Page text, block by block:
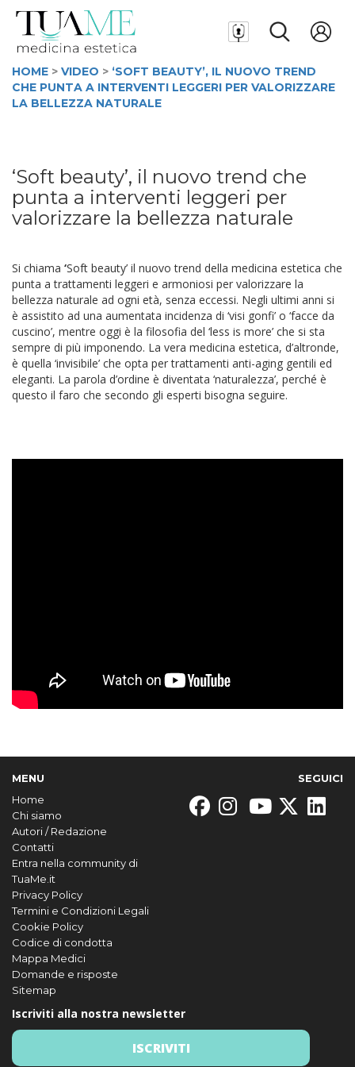
HOME > VIDEO > ‘SOFT BEAUTY’, IL NUOVO TREND
CHE PUNTA A INTERVENTI LEGGERI PER VALORIZZARE
LA BELLEZZA NATURALE
‘Soft beauty’, il nuovo trend che
punta a interventi leggeri per
valorizzare la bellezza naturale
Si chiama ‘Soft beauty’ il nuovo trend della medicina estetica che
punta a trattamenti leggeri e armoniosi per valorizzare la
bellezza naturale ad ogni età, senza eccessi. Negli ultimi anni si
è assistito ad una aumentata incidenza di ‘visi gonfi’ o ‘facce da
cuscino’, mentre oggi è la filosofia del ‘less is more’ che si sta
sempre di più imponendo. La vera medicina estetica, d’altronde,
è quella ‘invisibile’ che opta per trattamenti anti-aging gentili ed
eleganti. La parola d’ordine è diventata ‘naturalezza’, perché è
questo il faro che secondo gli esperti bisogna seguire.
MENU
Home
Chi siamo
Autori / Redazione
Contatti
Entra nella community di
TuaMe.it
Privacy Policy
Termini e Condizioni Legali
Cookie Policy
Codice di condotta
Mappa Medici
Domande e risposte
Sitemap
SEGUICI
Iscriviti alla nostra newsletter
ISCRIVITI